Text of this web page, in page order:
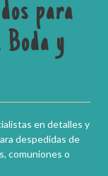
para
Boda y
en detalles y
despedidas de
comuniones o